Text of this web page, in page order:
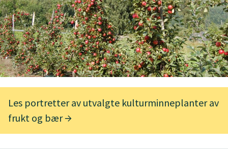
Les portretter av utvalgte kulturminneplanter av
frukt og bær